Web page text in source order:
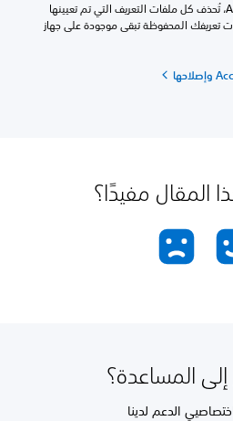
عندما تُعيد ضبط وحدة التحكم Access، تُحذف كل ملفات التعريف التي تم تعيينها
تعريفك المحفوظة تبقى موجودة على جهاز
المقال مفيدًا؟
المساعدة؟
الدعم لدينا